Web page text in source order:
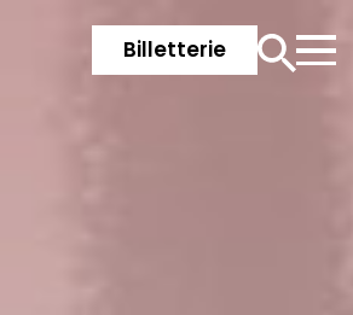
Billetterie